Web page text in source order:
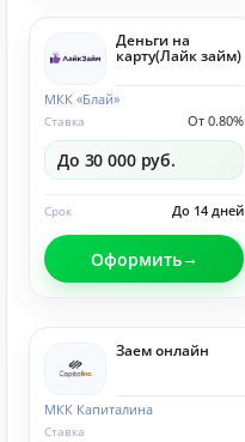
Деньги на
карту(Лайк займ)
МКК «Блай»
От 0.80%
Ставка
До 30 000 руб.
До 14 дней
Срок
Оформить
Заем онлайн
МКК Капиталина
Ставка